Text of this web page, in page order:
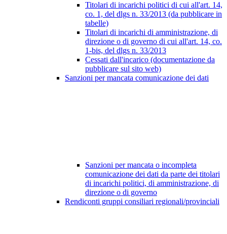
Titolari di incarichi politici di cui all'art. 14,
co. 1, del dlgs n. 33/2013 (da pubblicare in
tabelle)
Titolari di incarichi di amministrazione, di
direzione o di governo di cui all'art. 14, co.
1-bis, del dlgs n. 33/2013
Cessati dall'incarico (documentazione da
pubblicare sul sito web)
Sanzioni per mancata comunicazione dei dati
Sanzioni per mancata o incompleta
comunicazione dei dati da parte dei titolari
di incarichi politici, di amministrazione, di
direzione o di governo
Rendiconti gruppi consiliari regionali/provinciali